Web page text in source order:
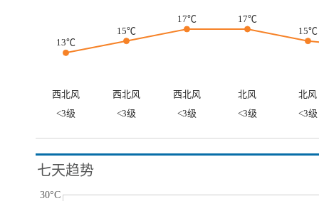
13℃
15℃
17℃
17℃
15℃
西北风 西北风 西北风 北风
北风
<3级
<3级 <3级 <3级 <3级
七天趋势
30°C